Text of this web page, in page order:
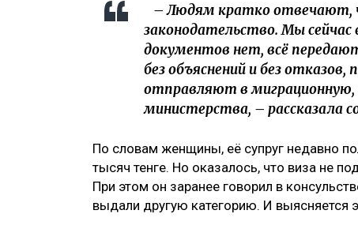
– Людям кратко отвечают,
законодательство. Мы
документов нет, всё
без объяснений и без
отправляют в
министерства, – рассказала
По словам женщины, её супруг недавно
тысяч тенге. Но оказалось, что виза не
При этом он заранее говорил в
выдали другую категорию. И выясняется